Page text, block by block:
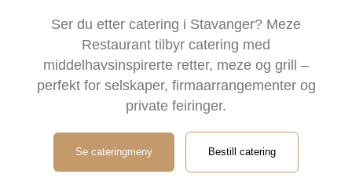
Ser du etter catering i Stavanger? Meze
Restaurant tilbyr catering med
middelhavsinspirerte retter, meze og grill –
perfekt for selskaper, firmaarrangementer og
private feiringer.
Se cateringmeny Bestill catering